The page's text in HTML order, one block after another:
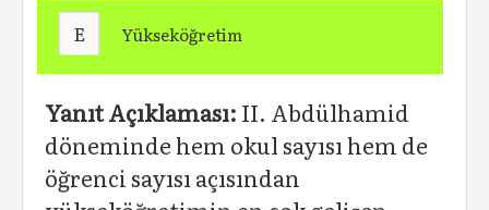
E Yükseköğretim
Yanıt Açıklaması: II. Abdülhamid
döneminde hem okul sayısı hem de
öğrenci sayısı açısından